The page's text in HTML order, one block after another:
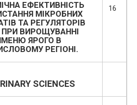
ЕФЕКТИВНІСТЬ
МІКРОБНИХ
ТА РЕГУЛЯТОРІВ
ВИРОЩУВАННІ
ЯРОГО В
РЕГІОНІ.
16
SCIENCES